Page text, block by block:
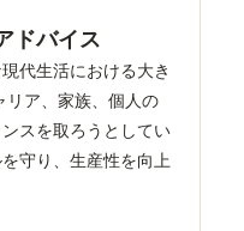
ドバイス
代生活における大き
リア、家族、個人の
スを取ろうとしてい
守り、生産性を向上